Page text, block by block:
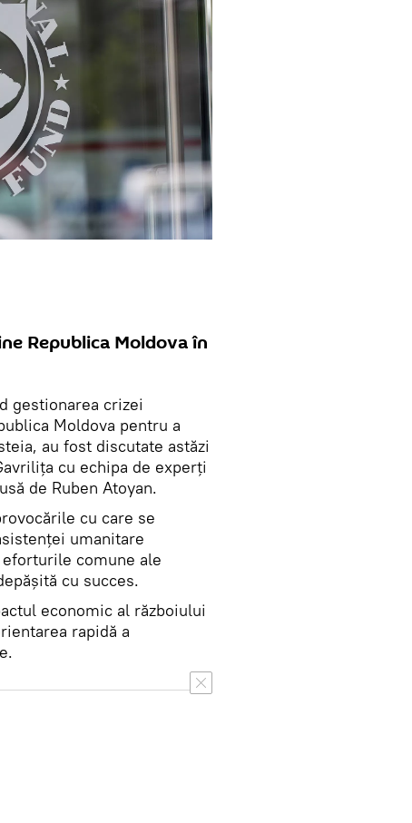
Republica Moldova în
gestionarea crizei
Moldova pentru a
au fost discutate astăzi
cu echipa de experţi
de Ruben Atoyan.
cu care se
umanitare
comune ale
cu succes.
economic al războiului
rapidă a